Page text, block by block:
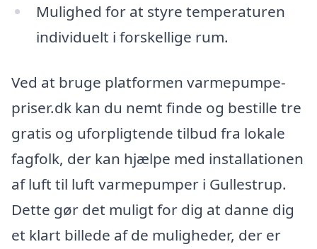
Mulighed for at styre temperaturen
individuelt i forskellige rum.
Ved at bruge platformen varmepumpe-
priser.dk kan du nemt finde og bestille tre
gratis og uforpligtende tilbud fra lokale
fagfolk, der kan hjælpe med installationen
af luft til luft varmepumper i Gullestrup.
Dette gør det muligt for dig at danne dig
et klart billede af de muligheder, der er